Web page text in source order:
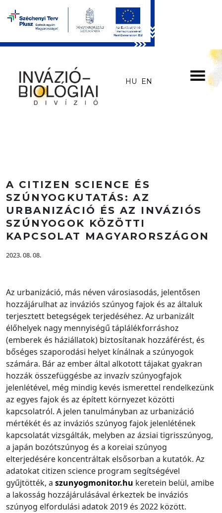
Skip to main content
HU EN
A CITIZEN SCIENCE ÉS
SZÚNYOGKUTATÁS: AZ
URBANIZÁCIÓ ÉS AZ INVÁZIÓS
SZÚNYOGOK KÖZÖTTI
KAPCSOLAT MAGYARORSZÁGON
2023. 08. 08.
Az urbanizáció, más néven városiasodás, jelentősen
hozzájárulhat az inváziós szúnyog fajok és az általuk
terjesztett betegségek terjedéséhez. Az urbanizált
élőhelyek nagy mennyiségű táplálékforráshoz
(emberek és háziállatok) biztosítanak hozzáférést, és
bőséges szaporodási helyet kínálnak a szúnyogok
számára. Bár az ember által alkotott tájakat gyakran
hozzák összefüggésbe az invazív szúnyogfajok
jelenlétével, még mindig kevés ismerettel rendelkezünk
az egyes fajok és az épített környezet közötti
kapcsolatról. A jelen tanulmányban az urbanizáció
mértékét és az inváziós szúnyog fajok jelenlétének
kapcsolatát vizsgálták, melyben az ázsiai tigrisszúnyog,
a japán bozótszúnyog és a koreiai szúnyog
elterjedésére koncentráltak elsősorban a kutatók. Az
adatokat citizen science program segítségével
gyűjtötték, a szunyogmonitor.hu keretein belül, amibe
a lakosság hozzájárulásával érkeztek be inváziós
szúnyog elfordulási adatok 2019 és 2022 között.